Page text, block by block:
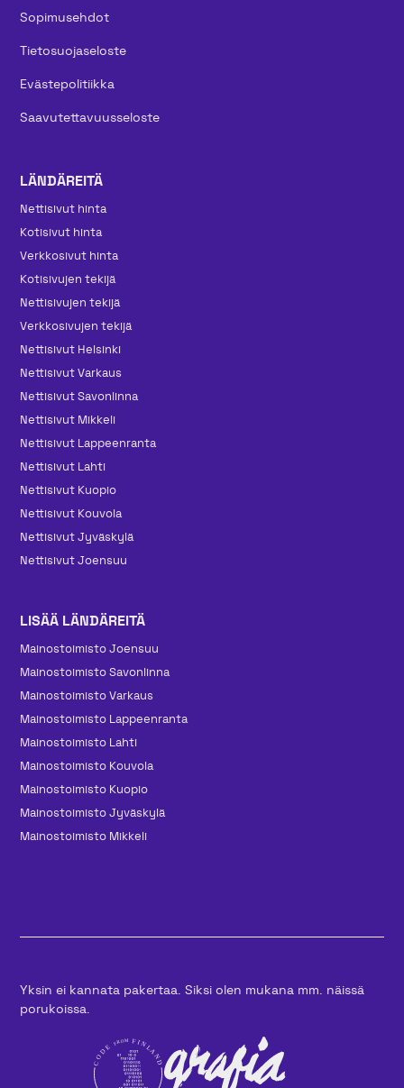
Sopimusehdot
Tietosuojaseloste
Evästepolitiikka
Saavutettavuusseloste
LÄNDÄREITÄ
Nettisivut hinta
Kotisivut hinta
Verkkosivut hinta
Kotisivujen tekijä
Nettisivujen tekijä
Verkkosivujen tekijä
Nettisivut Helsinki
Nettisivut Varkaus
Nettisivut Savonlinna
Nettisivut Mikkeli
Nettisivut Lappeenranta
Nettisivut Lahti
Nettisivut Kuopio
Nettisivut Kouvola
Nettisivut Jyväskylä
Nettisivut Joensuu
LISÄÄ LÄNDÄREITÄ
Mainos­toimisto Joensuu
Mainos­toimisto Savonlinna
Mainos­toimisto Varkaus
Mainos­toimisto Lappeenranta
Mainos­toimisto Lahti
Mainos­toimisto Kouvola
Mainos­toimisto Kuopio
Mainos­toimisto Jyväskylä
Mainos­toimisto Mikkeli
Yksin ei kannata pakertaa. Siksi olen mukana mm. näissä
porukoissa.